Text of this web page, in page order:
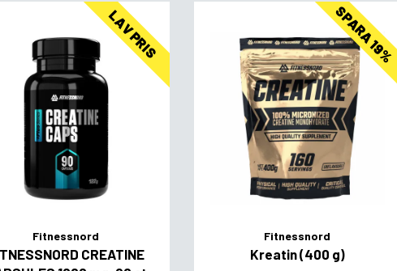
LAV PRIS
Fitnessnord
CREATINE
SPARA 19%
Fitnessnord
Kreatin (400 g)